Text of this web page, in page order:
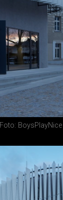
Foto: BoysPlayNice